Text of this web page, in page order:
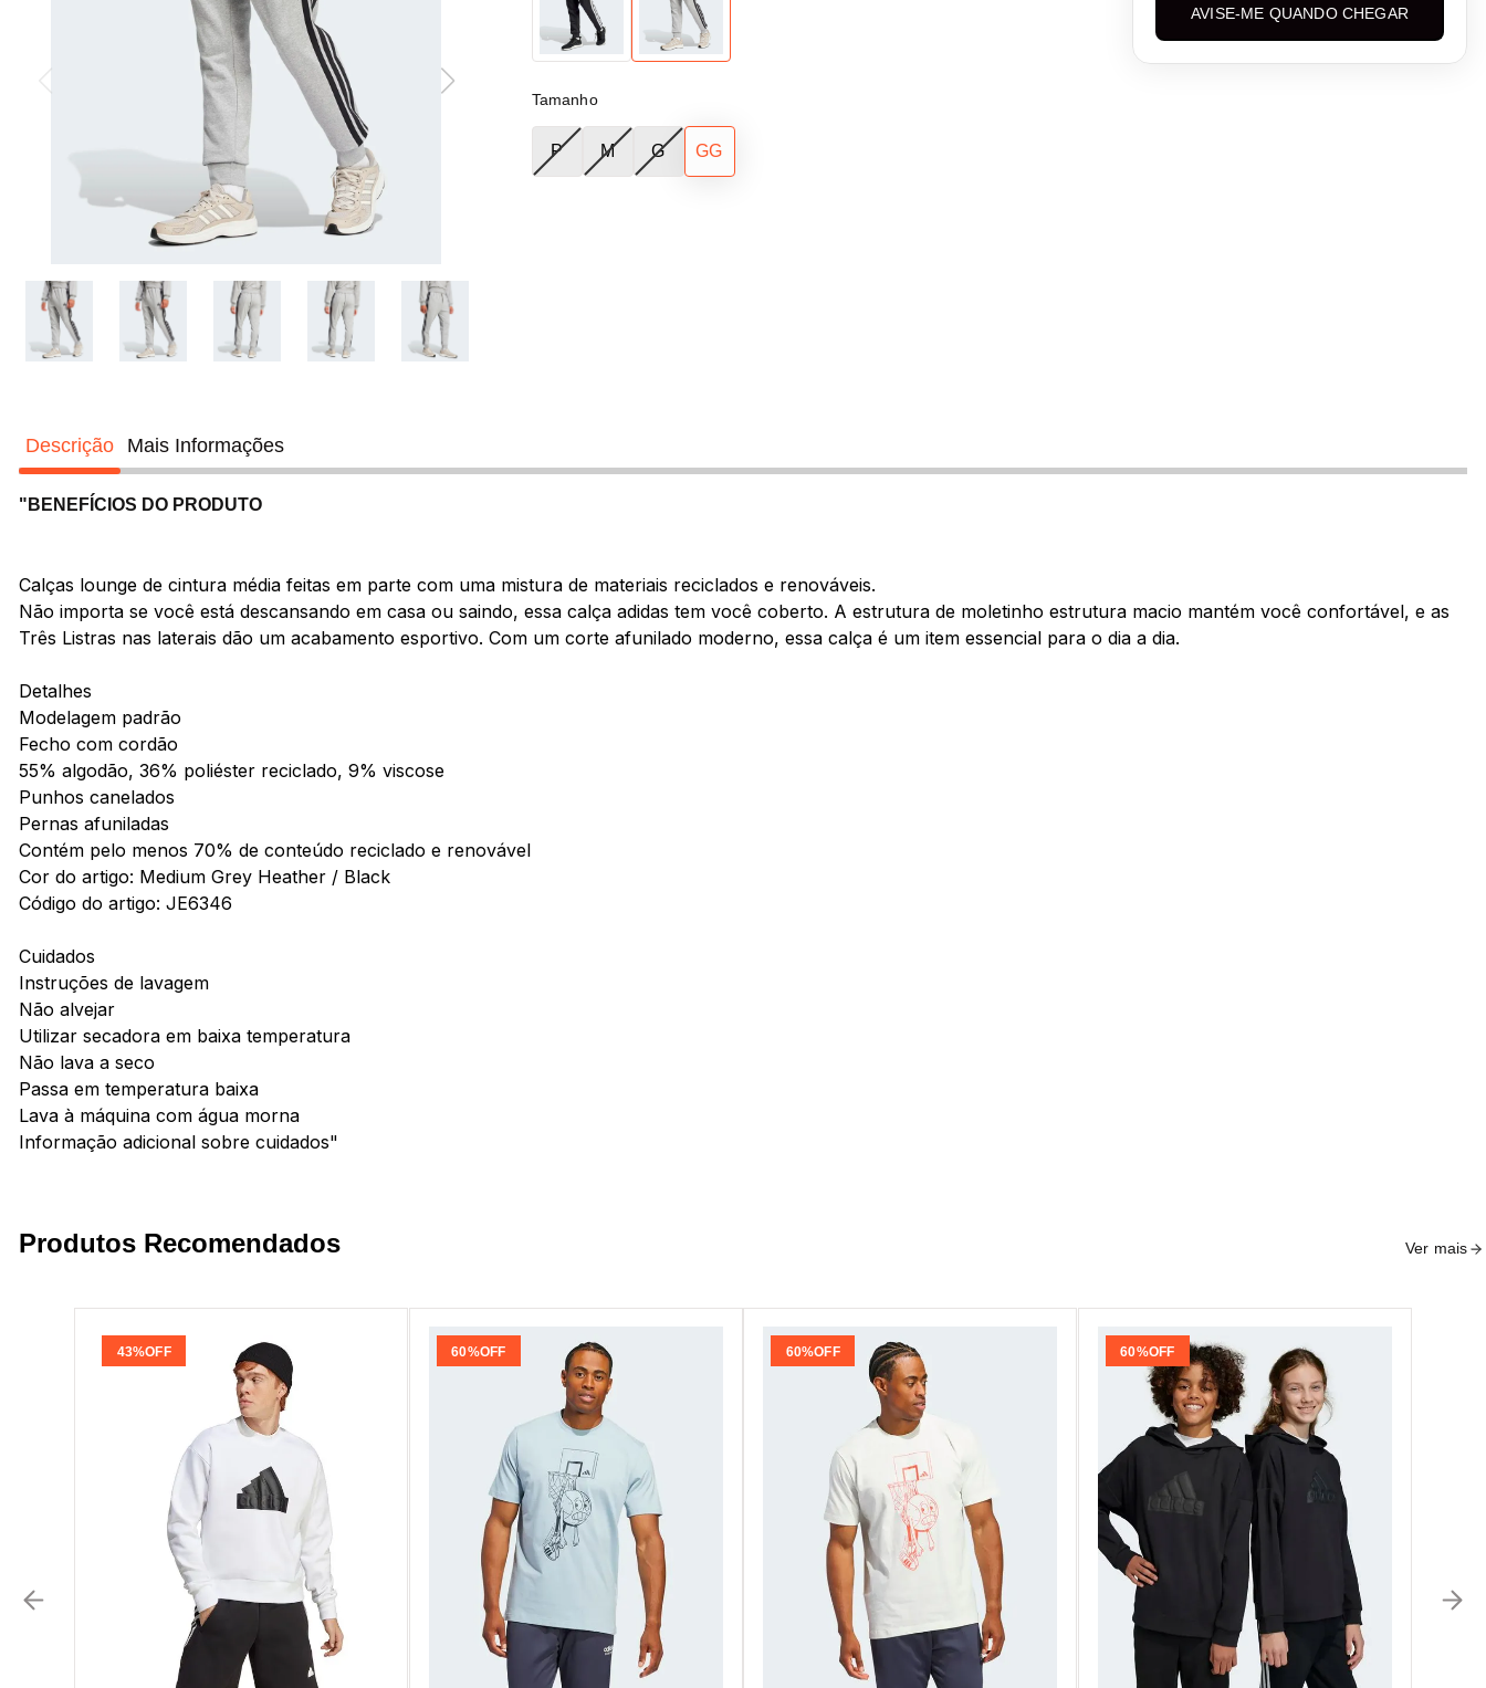
Tamanho
P M G GG
AVISE-ME QUANDO CHEGAR
Descrição Mais Informações
"BENEFÍCIOS DO PRODUTO
Calças lounge de cintura média feitas em parte com uma mistura de materiais reciclados e renováveis.
Não importa se você está descansando em casa ou saindo, essa calça adidas tem você coberto. A estrutura de moletinho estrutura macio mantém você confortável, e as
Três Listras nas laterais dão um acabamento esportivo. Com um corte afunilado moderno, essa calça é um item essencial para o dia a dia.
Detalhes
Modelagem padrão
Fecho com cordão
55% algodão, 36% poliéster reciclado, 9% viscose
Punhos canelados
Pernas afuniladas
Contém pelo menos 70% de conteúdo reciclado e renovável
Cor do artigo: Medium Grey Heather / Black
Código do artigo: JE6346
Cuidados
Instruções de lavagem
Não alvejar
Utilizar secadora em baixa temperatura
Não lava a seco
Passa em temperatura baixa
Lava à máquina com água morna
Informação adicional sobre cuidados"
Produtos Recomendados Ver mais
43%OFF 60%OFF 60%OFF 60%OFF